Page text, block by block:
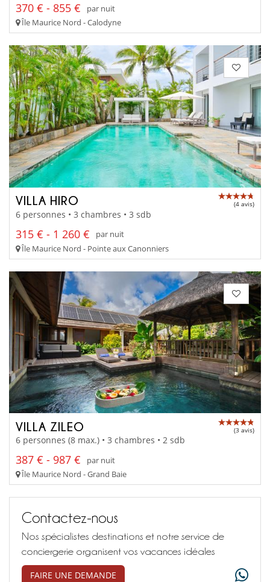
370 € - 855 €
par nuit
Île Maurice Nord - Calodyne
VILLA HIRO (4 avis)
6 personnes • 3 chambres • 3 sdb
315 € - 1 260 €
par nuit
Île Maurice Nord - Pointe aux Canonniers
VILLA ZILEO (3 avis)
6 personnes (8 max.) • 3 chambres • 2 sdb
387 € - 987 €
par nuit
Île Maurice Nord - Grand Baie
Contactez-nous
Nos spécialistes destinations et notre service de
conciergerie organisent vos vacances idéales
FAIRE UNE DEMANDE